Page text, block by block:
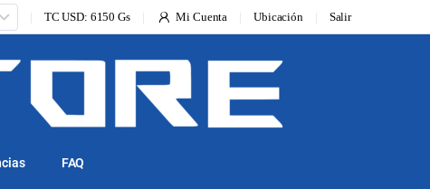
TC USD: 6150 Gs Mi Cuenta Ubicación Salir
FAQ